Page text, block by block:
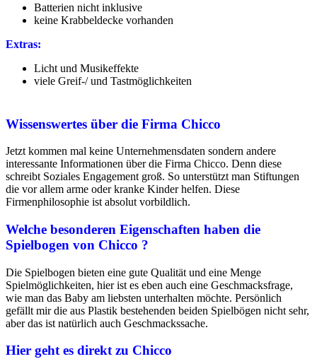
Batterien nicht inklusive
keine Krabbeldecke vorhanden
Extras:
Licht und Musikeffekte
viele Greif-/ und Tastmöglichkeiten
Wissenswertes über die Firma Chicco
Jetzt kommen mal keine Unternehmensdaten sondern andere
interessante Informationen über die Firma Chicco. Denn diese
schreibt Soziales Engagement groß. So unterstützt man Stiftungen
die vor allem arme oder kranke Kinder helfen. Diese
Firmenphilosophie ist absolut vorbildlich.
Welche besonderen Eigenschaften haben die
Spielbogen von Chicco ?
Die Spielbogen bieten eine gute Qualität und eine Menge
Spielmöglichkeiten, hier ist es eben auch eine Geschmacksfrage,
wie man das Baby am liebsten unterhalten möchte. Persönlich
gefällt mir die aus Plastik bestehenden beiden Spielbögen nicht sehr,
aber das ist natürlich auch Geschmackssache.
Hier geht es direkt zu Chicco